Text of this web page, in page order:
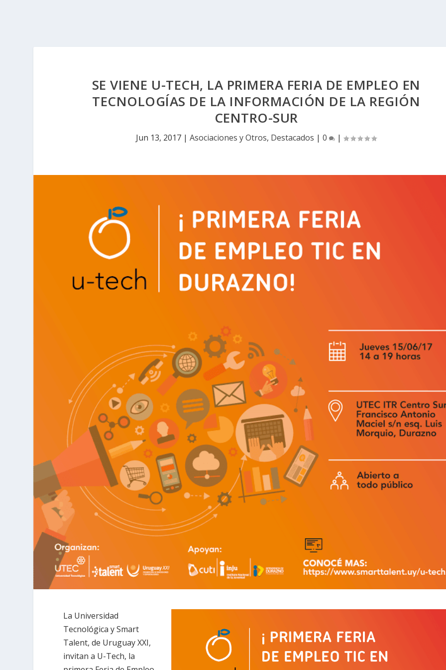
SE VIENE U-TECH, LA PRIMERA FERIA DE EMPLEO EN
TECNOLOGÍAS DE LA INFORMACIÓN DE LA REGIÓN
CENTRO-SUR
Jun 13, 2017 |Asociaciones y Otros, Destacados |0 |
La Universidad
Tecnológica y Smart
Talent, de Uruguay XXI,
invitan a U-Tech, la